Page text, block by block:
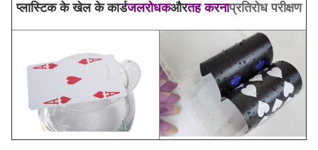
प्लास्टिक के खेल के कार्डजलरोधकऔरतह करनाप्रतिरोध परीक्षण